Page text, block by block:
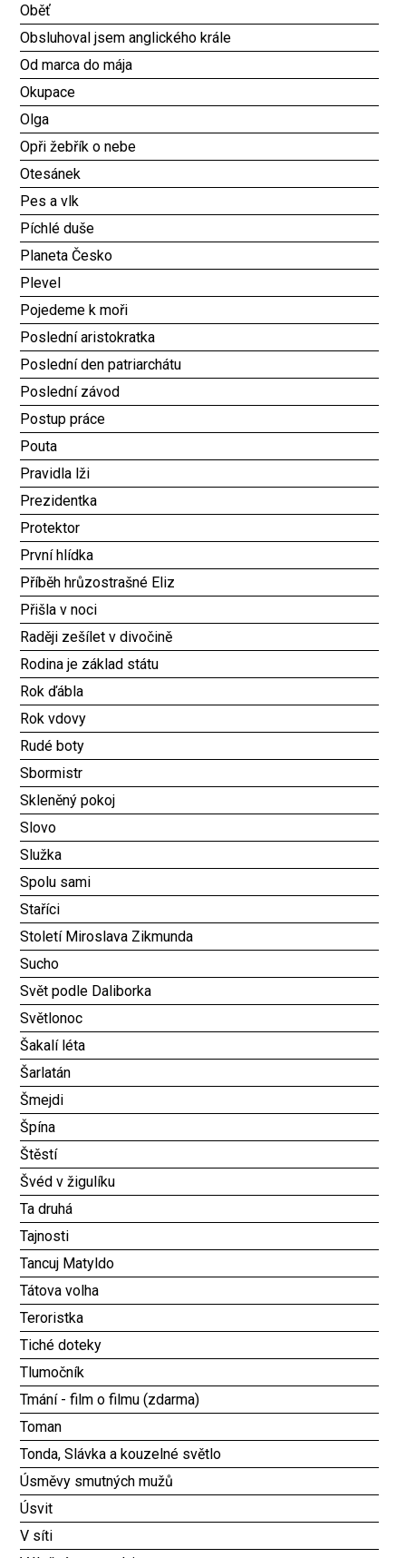
Oběť
Obsluhoval jsem anglického krále
Od marca do mája
Okupace
Olga
Opři žebřík o nebe
Otesánek
Pes a vlk
Píchlé duše
Planeta Česko
Plevel
Pojedeme k moři
Poslední aristokratka
Poslední den patriarchátu
Poslední závod
Postup práce
Pouta
Pravidla lži
Prezidentka
Protektor
První hlídka
Příběh hrůzostrašné Eliz
Přišla v noci
Raději zešílet v divočině
Rodina je základ státu
Rok ďábla
Rok vdovy
Rudé boty
Sbormistr
Skleněný pokoj
Slovo
Služka
Spolu sami
Staříci
Století Miroslava Zikmunda
Sucho
Svět podle Daliborka
Světlonoc
Šakalí léta
Šarlatán
Šmejdi
Špína
Štěstí
Švéd v žigulíku
Ta druhá
Tajnosti
Tancuj Matyldo
Tátova volha
Teroristka
Tiché doteky
Tlumočník
Tmání - film o filmu (zdarma)
Toman
Tonda, Slávka a kouzelné světlo
Úsměvy smutných mužů
Úsvit
V síti